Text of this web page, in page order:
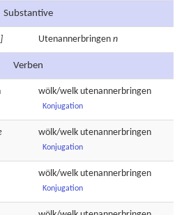
Substantive
Utenannerbringen n
Verben
wölk/welk utenannerbringen
Konjugation
wölk/welk utenannerbringen
Konjugation
wölk/welk utenannerbringen
Konjugation